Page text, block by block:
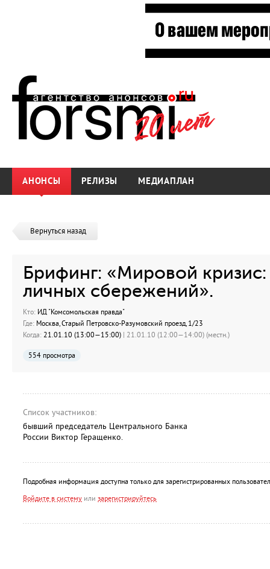
АНОНСЫ РЕЛИЗЫ МЕДИАПЛАН
Вернуться назад
Брифинг: «Мировой кризис:
личных сбережений».
Кто: ИД "Комсомольская правда"
Где: Москва, Старый Петровско-Разумовский проезд, 1/23
Когда: 21.01.10 (13:00—15:00) | 21.01.10 (12:00—14:00) (местн.)
554 просмотра
Список участников:
бывший председатель Центрального Банка
России Виктор Геращенко.
Подробная информация доступна только для зарегистрированных
Войдите в систему или зарегистрируйтесь